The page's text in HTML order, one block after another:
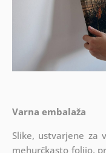
Varna embalaža
Slike, ustvarjene za
mehurčkasto folijo,